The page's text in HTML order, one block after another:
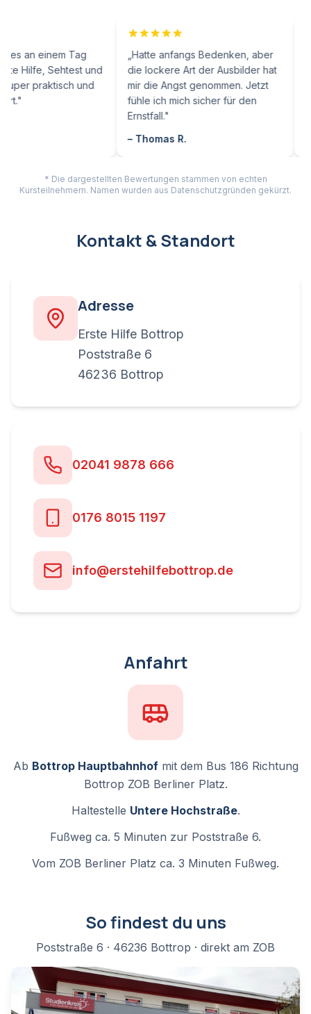
Tag
Sehtest und
und
„
Hatte anfangs Bedenken, aber
die lockere Art der Ausbilder hat
mir die Angst genommen. Jetzt
fühle ich mich sicher für den
Thomas R.
„Für
Lösung.
* Die dargestellten Bewertungen stammen von echten
Kursteilnehmern. Namen wurden aus Datenschutzgründen gekürzt.
Kontakt & Standort
Adresse
Erste Hilfe Bottrop
Poststraße 6
46236 Bottrop
02041 9878 666
0176 8015 1197
info@erstehilfebottrop.de
Anfahrt
Ab Bottrop Hauptbahnhofmit dem Bus 186 Richtung
Bottrop ZOB Berliner Platz.
Haltestelle Untere Hochstraße.
Fußweg ca. 5 Minuten zur Poststraße 6.
Vom ZOB Berliner Platz ca. 3 Minuten Fußweg.
So findest du uns
Poststraße 6 · 46236 Bottrop · direkt am ZOB